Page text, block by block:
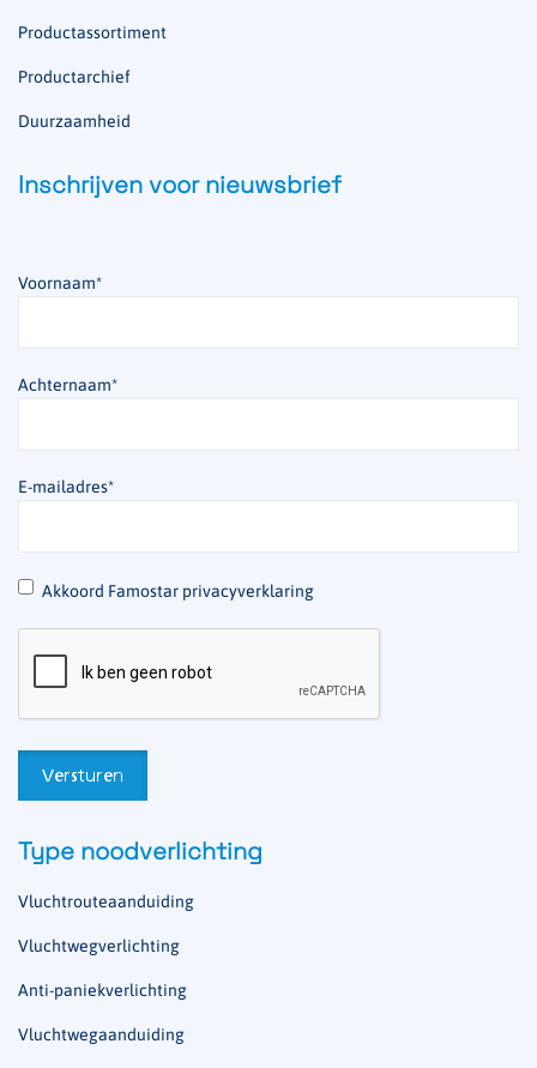
Productassortiment
Productarchief
Duurzaamheid
Inschrijven voor nieuwsbrief
Voornaam*
Achternaam*
E-mailadres*
* Akkoord Famostar privacyverklaring
Type noodverlichting
Vluchtrouteaanduiding
Vluchtwegverlichting
Anti-paniekverlichting
Vluchtwegaanduiding